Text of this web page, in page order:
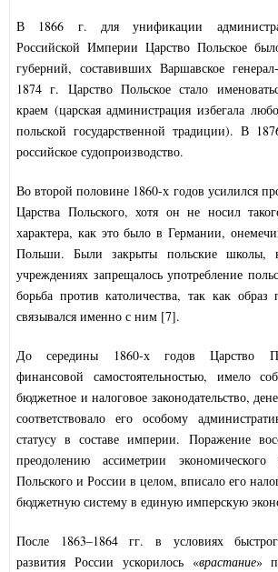
В 1866 г. для унификации
Российской Империи Царство Польское
губерний, составивших Варшавское
1874 г. Царство Польское стало
краем (царская администрация избегала
польской государственной традиции). В
российское судопроизводство.
Во второй половине 1860-х годов усилился
Царства Польского, хотя он не носил
характера, как это было в Германии,
Польши. Были закрыты польские школы, в
учреждениях запрещалось употребление
борьба против католичества, так как образ
связывался именно с ним [7].
До середины 1860-х годов Царство
финансовой самостоятельностью, имело
бюджетное и налоговое законодательство,
соответствовало его особому
статусу в составе империи. Поражение
преодолению ассиметрии экономического
Польского и России в целом, вписало его
бюджетную систему в единую имперскую
После 1863–1864 гг. в условиях
развития России ускорилось «врастание»